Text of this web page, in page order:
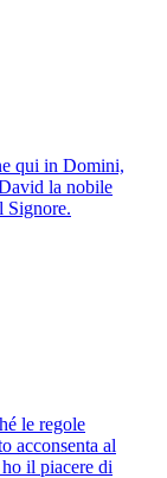
qui in Domini,
la nobile
Signore.
le regole
acconsenta al
il piacere di